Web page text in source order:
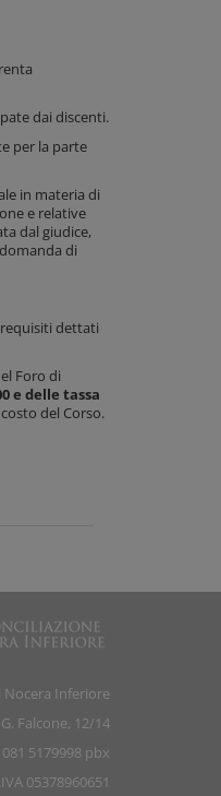
dai discenti.
per la parte
in materia di
e relative
dal giudice,
di
dettati
Foro di
e delle tassa
del Corso.
Nocera Inferiore
Falcone, 12/14
5179998 pbx
05378960651